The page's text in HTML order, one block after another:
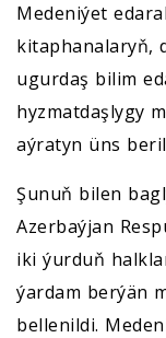
Medeniýet
kitaphanalaryň,
ugurdaş bilim
hyzmatdaşlygy
aýratyn üns
Şunuň bilen
Azerbaýjan
iki ýurduň
ýardam berýän
bellenildi.